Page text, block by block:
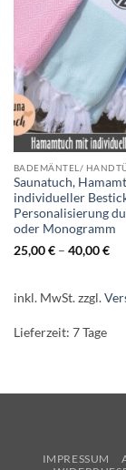
BADEMÄNTEL/
Saunatuch,
individueller
Personalisierung
oder Monogramm
25,00€– 40,00€
inkl. MwSt.zzgl.
Lieferzeit: 7 Tage
IMPRESSUM